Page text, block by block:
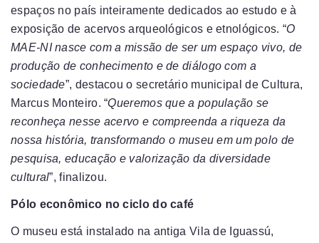
espaços no país inteiramente dedicados ao estudo e à
exposição de acervos arqueológicos e etnológicos. “O
MAE-NI nasce com a missão de ser um espaço vivo, de
produção de conhecimento e de diálogo com a
sociedade”, destacou o secretário municipal de Cultura,
Marcus Monteiro. “Queremos que a população se
reconheça nesse acervo e compreenda a riqueza da
nossa história, transformando o museu em um polo de
pesquisa, educação e valorização da diversidade
cultural”, finalizou.
Pólo econômico no ciclo do café
O museu está instalado na antiga Vila de Iguassú,